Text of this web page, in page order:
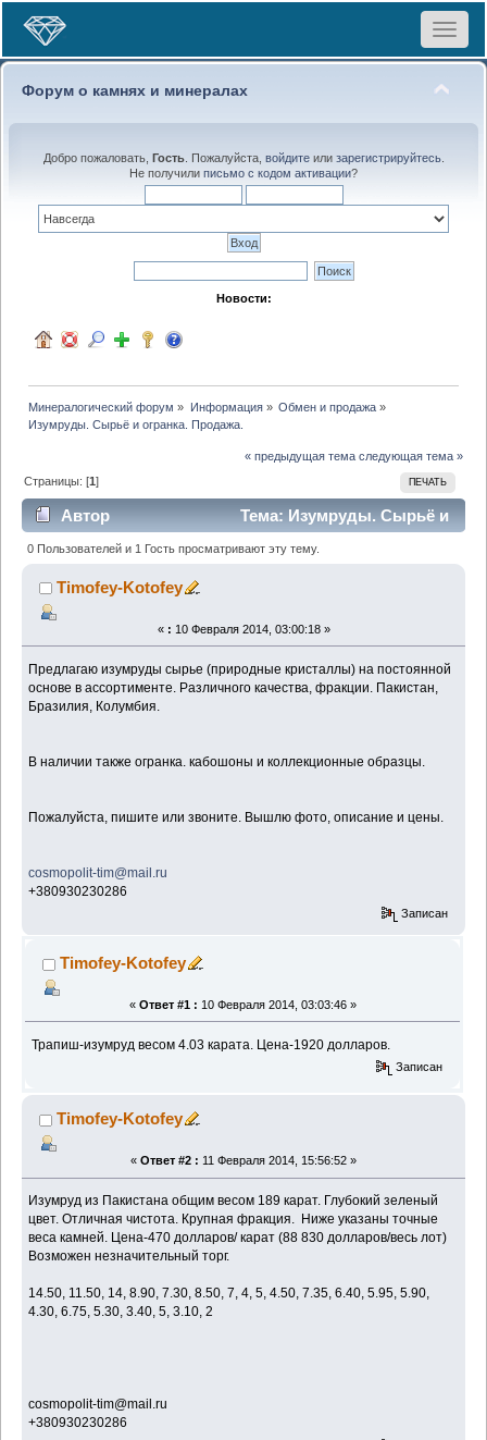
Toggle
Форум о камнях и минералах
Добро пожаловать, Гость. Пожалуйста, войдитеили зарегистрируйтесь.
Не получили письмо с кодом активации?
Новости:
Минералогический форум » Информация» Обмен и продажа»
Изумруды. Сырьё и огранка. Продажа.
« предыдущая тема следующая тема »
ПЕЧАТЬ
Страницы: [1]
Автор
Тема: Изумруды. Сырьё и
огранка. Продажа. (Прочитано 1231 раз)
0 Пользователей и 1 Гость просматривают эту тему.
Timofey-Kotofey
« : 10 Февраля 2014, 03:00:18 »
Предлагаю изумруды сырье (природные кристаллы) на постоянной
основе в ассортименте. Различного качества, фракции. Пакистан,
Бразилия, Колумбия.
В наличии также огранка. кабошоны и коллекционные образцы.
Пожалуйста, пишите или звоните. Вышлю фото, описание и цены.
cosmopolit-tim@mail.ru
+380930230286
Записан
Timofey-Kotofey
« Ответ #1 : 10 Февраля 2014, 03:03:46 »
Трапиш-изумруд весом 4.03 карата. Цена-1920 долларов.
Записан
Timofey-Kotofey
« Ответ #2 : 11 Февраля 2014, 15:56:52 »
Изумруд из Пакистана общим весом 189 карат. Глубокий зеленый
цвет. Отличная чистота. Крупная фракция. Ниже указаны точные
веса камней. Цена-470 долларов/ карат (88 830 долларов/весь лот)
Возможен незначительный торг.
14.50, 11.50, 14, 8.90, 7.30, 8.50, 7, 4, 5, 4.50, 7.35, 6.40, 5.95, 5.90,
4.30, 6.75, 5.30, 3.40, 5, 3.10, 2
cosmopolit-tim@mail.ru
+380930230286